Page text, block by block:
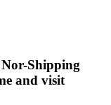
Shipping
and visit